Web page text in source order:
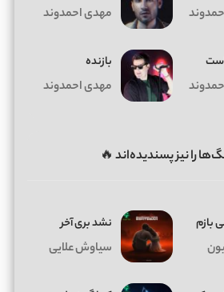
مهدی احمدوند
بازنده
مهدی احمدوند
را نیز پسندیده‌اند 🔥
بازم نشد بری آخر
سیاوش علایی